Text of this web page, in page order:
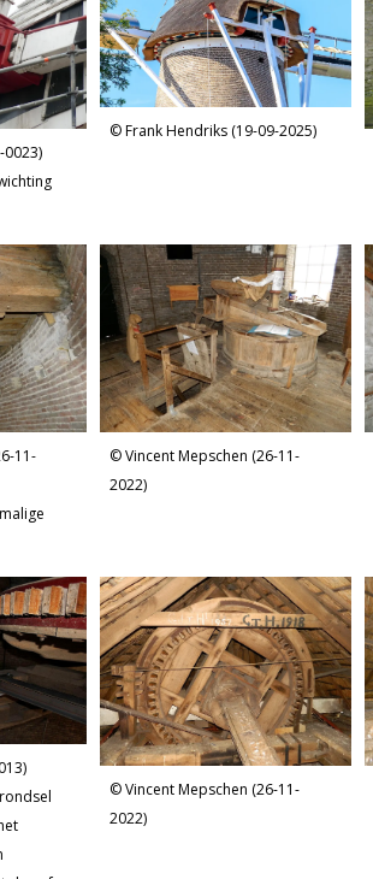
0023)
Frank Hendriks (19-09-2025)
11-
Vincent Mepschen (26-11-
2022)
Vincent Mepschen (26-11-
2022)